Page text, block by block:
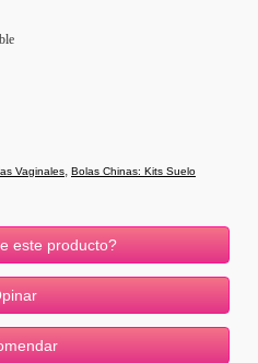
Vaginales, Bolas Chinas: Kits Suelo
este producto?